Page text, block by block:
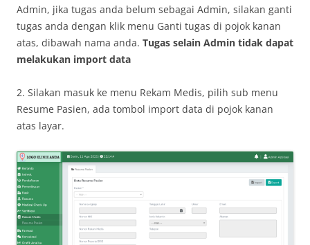
Admin, jika tugas anda belum sebagai Admin, silakan ganti
tugas anda dengan klik menu Ganti tugas di pojok kanan
atas, dibawah nama anda. Tugas selain Admin tidak dapat
melakukan import data
2. Silakan masuk ke menu Rekam Medis, pilih sub menu
Resume Pasien, ada tombol import data di pojok kanan
atas layar.